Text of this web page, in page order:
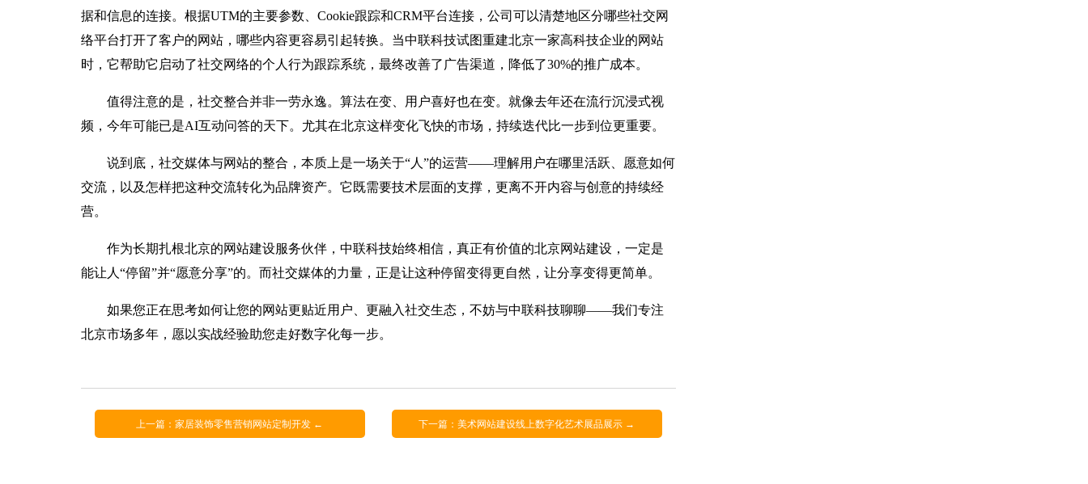
据和信息的连接。根据UTM的主要参数、Cookie跟踪和CRM平台连接，公司可以清楚地区分哪些社交网
络平台打开了客户的网站，哪些内容更容易引起转换。当中联科技试图重建北京一家高科技企业的网站
时，它帮助它启动了社交网络的个人行为跟踪系统，最终改善了广告渠道，降低了30%的推广成本。
值得注意的是，社交整合并非一劳永逸。算法在变、用户喜好也在变。就像去年还在流行沉浸式视
频，今年可能已是AI互动问答的天下。尤其在北京这样变化飞快的市场，持续迭代比一步到位更重要。
说到底，社交媒体与网站的整合，本质上是一场关于“人”的运营——理解用户在哪里活跃、愿意如何
交流，以及怎样把这种交流转化为品牌资产。它既需要技术层面的支撑，更离不开内容与创意的持续经
营。
作为长期扎根北京的网站建设服务伙伴，中联科技始终相信，真正有价值的北京网站建设，一定是
能让人“停留”并“愿意分享”的。而社交媒体的力量，正是让这种停留变得更自然，让分享变得更简单。
如果您正在思考如何让您的网站更贴近用户、更融入社交生态，不妨与中联科技聊聊——我们专注
北京市场多年，愿以实战经验助您走好数字化每一步。
上一篇：家居装饰零售营销网站定制开发 ← 下一篇：美术网站建设线上数字化艺术展品展示 →